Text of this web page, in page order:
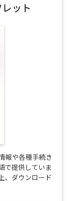
ット
報や各種手続き
で提供していま
、ダウンロード